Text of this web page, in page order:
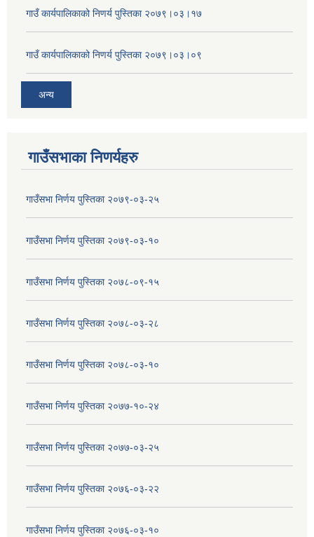
गाउँ कार्यपालिकाको निणर्य पुस्तिका २०७९।०३।१७
गाउँ कार्यपालिकाको निणर्य पुस्तिका २०७९।०३।०९
अन्य
गाउँसभाका निणर्यहरु
गाउँसभा निर्णय पुस्तिका २०७९-०३-२५
गाउँसभा निर्णय पुस्तिका २०७९-०३-१०
गाउँसभा निर्णय पुस्तिका २०७८-०९-१५
गाउँसभा निर्णय पुस्तिका २०७८-०३-२८
गाउँसभा निर्णय पुस्तिका २०७८-०३-१०
गाउँसभा निर्णय पुस्तिका २०७७-१०-२४
गाउँसभा निर्णय पुस्तिका २०७७-०३-२५
गाउँसभा निर्णय पुस्तिका २०७६-०३-२२
गाउँसभा निर्णय पुस्तिका २०७६-०३-१०